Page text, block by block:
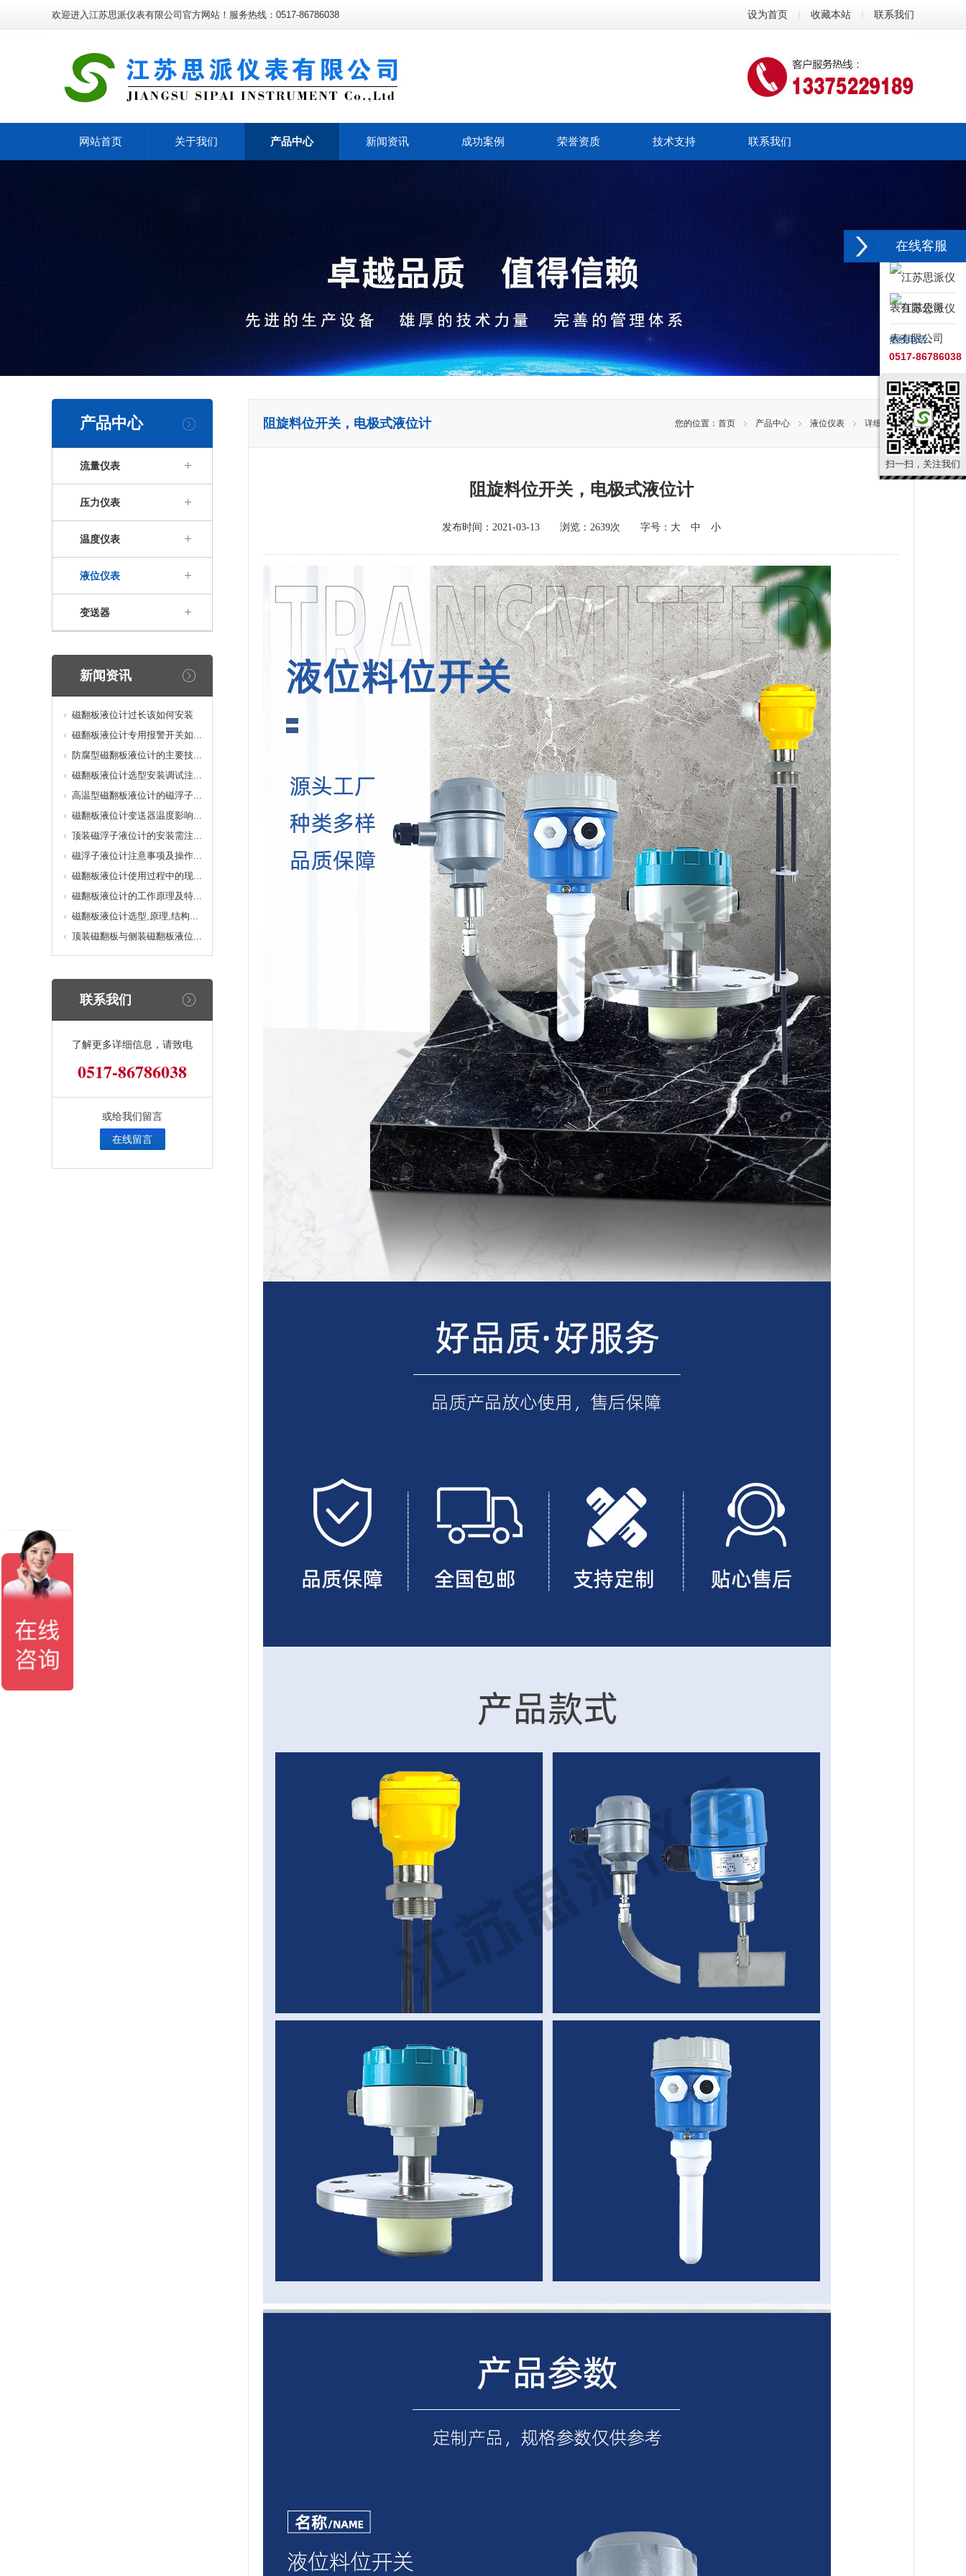
欢迎进入江苏思派仪表有限公司官方网站！服务热线：0517-86786038 设为首页 | 收藏本站 | 联系我们
网站首页 关于我们 产品中心 新闻资讯 成功案例 荣誉资质 技术支持 联系我们
产品中心
流量仪表
压力仪表
温度仪表
液位仪表
变送器
新闻资讯
磁翻板液位计过长该如何安装
磁翻板液位计专用报警开关如...
防腐型磁翻板液位计的主要技...
磁翻板液位计选型安装调试注...
高温型磁翻板液位计的磁浮子...
磁翻板液位计变送器温度影响...
顶装磁浮子液位计的安装需注...
磁浮子液位计注意事项及操作...
磁翻板液位计使用过程中的现...
磁翻板液位计的工作原理及特...
磁翻板液位计选型,原理,结构...
顶装磁翻板与侧装磁翻板液位...
联系我们
了解更多详细信息，请致电
0517-86786038
或给我们留言
在线留言
阻旋料位开关，电极式液位计 您的位置： 首页 产品中心 液位仪表 详细内容
阻旋料位开关，电极式液位计
发布时间：2021-03-13 浏览：2639次 字号： 大 中 小
在线客服
热线电话：
0517-86786038
扫一扫，关注我们